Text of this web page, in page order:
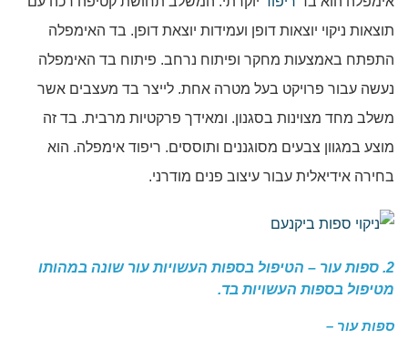
תוצאות ניקוי יוצאות דופן ועמידות יוצאת דופן. בד האימפלה
התפתח באמצעות מחקר ופיתוח נרחב. פיתוח בד האימפלה
נעשה עבור פרויקט בעל מטרה אחת. לייצר בד מעצבים אשר
משלב מחד מצוינות בסגנון. ומאידך פרקטיות מרבית. בד זה
מוצע במגוון צבעים מסוגננים ותוססים. ריפוד אימפלה. הוא
בחירה אידיאלית עבור עיצוב פנים מודרני.
2. ספות עור – הטיפול בספות העשויות עור שונה במהותו
מטיפול בספות העשויות בד.
ספות עור –